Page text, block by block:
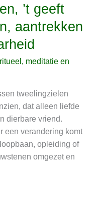
’t geeft
aantrekken
meditatie en
tweelingzielen
dat alleen liefde
dierbare vriend.
een verandering komt
opleiding of
omgezet en